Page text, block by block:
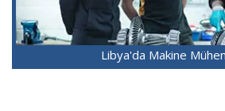
Libya'da Makine